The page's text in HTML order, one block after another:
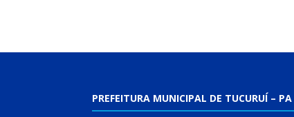
PREFEITURA MUNICIPAL DE TUCURUÍ – PA